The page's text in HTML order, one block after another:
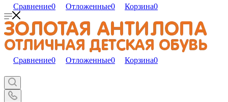
Сравнение0 Отложенные0 Корзина0
Сравнение0 Отложенные0 Корзина0